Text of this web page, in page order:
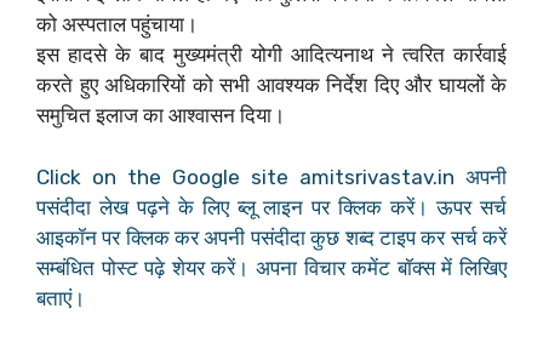
को अस्पताल पहुंचाया।
इस हादसे के बाद मुख्यमंत्री योगी आदित्यनाथ ने त्वरित कार्रवाई
करते हुए अधिकारियों को सभी आवश्यक निर्देश दिए और घायलों के
समुचित इलाज का आश्वासन दिया।
Click on the Google site amitsrivastav.in अपनी
पसंदीदा लेख पढ़ने के लिए ब्लू लाइन पर क्लिक करें। ऊपर सर्च
आइकॉन पर क्लिक कर अपनी पसंदीदा कुछ शब्द टाइप कर सर्च करें
सम्बंधित पोस्ट पढ़े शेयर करें। अपना विचार कमेंट बॉक्स में लिखिए
बताएं।